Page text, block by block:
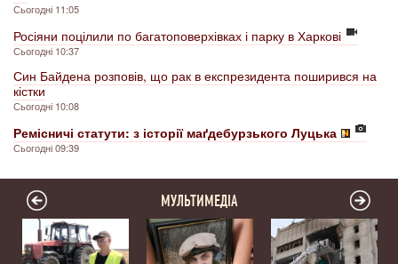
Сьогодні 11:05
Росіяни поцілили по багатоповерхівках і парку в Харкові
Сьогодні 10:37
Син Байдена розповів, що рак в експрезидента поширився на
кістки
Сьогодні 10:08
Ремісничі статути: з історії маґдебурзького Луцька
Сьогодні 09:39
МУЛЬТИМЕДІА